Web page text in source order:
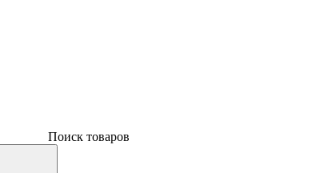
Поиск товаров